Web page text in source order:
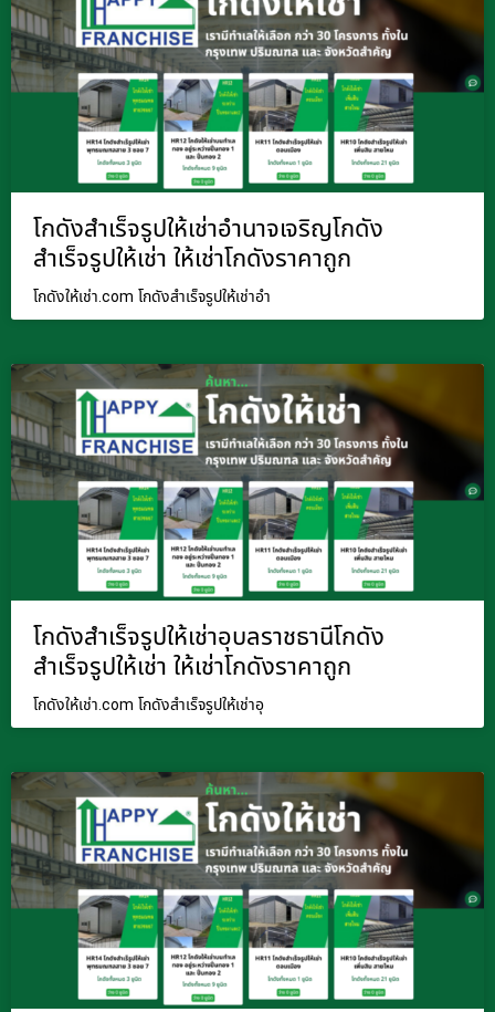
โกดังสำเร็จรูปให้เช่าอำนาจเจริญโกดัง
สำเร็จรูปให้เช่า ให้เช่าโกดังราคาถูก
โกดังให้เช่า.com โกดังสำเร็จรูปให้เช่าอำ
โกดังสำเร็จรูปให้เช่าอุบลราชธานีโกดัง
สำเร็จรูปให้เช่า ให้เช่าโกดังราคาถูก
โกดังให้เช่า.com โกดังสำเร็จรูปให้เช่าอุ